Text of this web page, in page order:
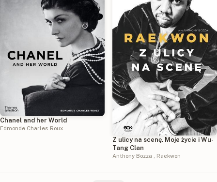
Chanel and her World
Edmonde Charles-Roux
Z ulicy na scenę. Moje życie i Wu-
Tang Clan
Anthony Bozza , Raekwon